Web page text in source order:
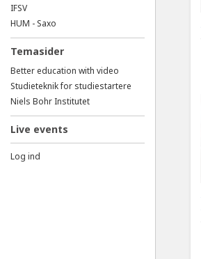
IFSV
HUM - Saxo
Temasider
Better education with video
Studieteknik for studiestartere
Niels Bohr Institutet
Live events
Log ind